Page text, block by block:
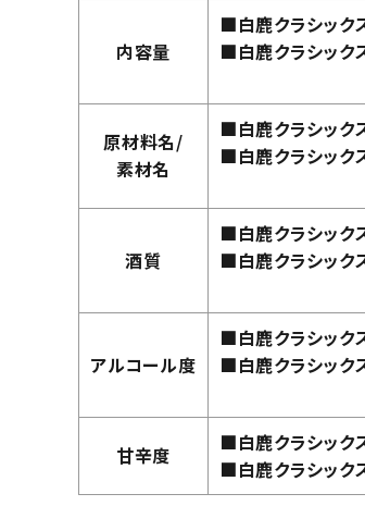
内容量
■白鹿クラシッ
■白鹿クラシッ
原材料名/
素材名
■白鹿クラシック
■白鹿クラシック
酒質
■白鹿クラシック
■白鹿クラシック
アルコール度
■白鹿クラシック
■白鹿クラシック
甘辛度 ■白鹿クラシック
■白鹿クラシック